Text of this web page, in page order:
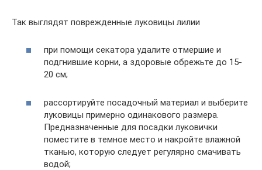
Так выглядят поврежденные луковицы лилии
при помощи секатора удалите отмершие и
подгнившие корни, а здоровые обрежьте до 15-
20 см;
рассортируйте посадочный материал и выберите
луковицы примерно одинакового размера.
Предназначенные для посадки луковички
поместите в темное место и накройте влажной
тканью, которую следует регулярно смачивать
водой;